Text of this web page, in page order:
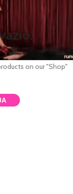
products to your
on our "Shop"